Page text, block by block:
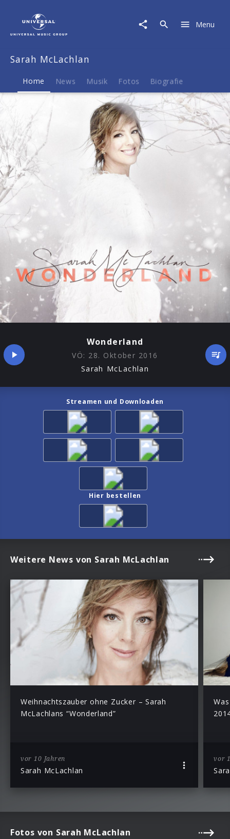
McLachlan
Musik
Merch
Menu
Sarah McLachlan
Home News Musik Fotos Biografie
Wonderland
VÖ: 28. Oktober 2016
Sarah McLachlan
Streamen und Downloaden
Hier bestellen
Weitere News von Sarah McLachlan
Weihnachtszauber ohne Zucker – Sarah
McLachlans “Wonderland”
vor 10 Jahren
Sarah McLachlan
vor
Fotos von Sarah McLachlan